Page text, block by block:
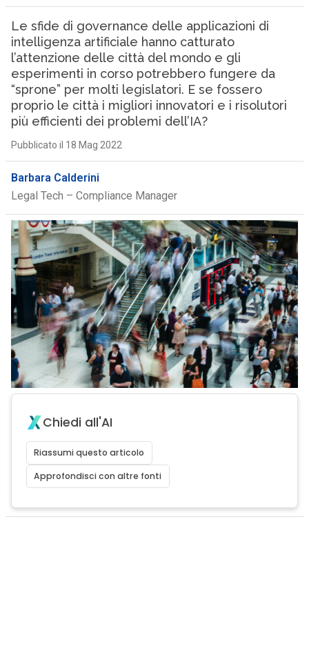
Le sfide di governance delle applicazioni di
intelligenza artificiale hanno catturato
l’attenzione delle città del mondo e gli
esperimenti in corso potrebbero fungere da
“sprone” per molti legislatori. E se fossero
proprio le città i migliori innovatori e i risolutori
più efficienti dei problemi dell’IA?
Pubblicato il 18 Mag 2022
Barbara Calderini
Legal Tech – Compliance Manager
Chiedi all'AI
Riassumi questo articolo
Approfondisci con altre fonti